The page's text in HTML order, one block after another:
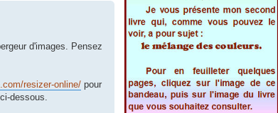
d'images. Pensez
resizer-online/pour
dessous.